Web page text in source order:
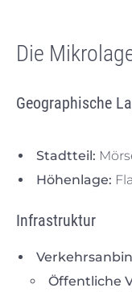
Die
Geographische
Stadtteil:
Höhenlage:
Infrastruktur
Öffentliche